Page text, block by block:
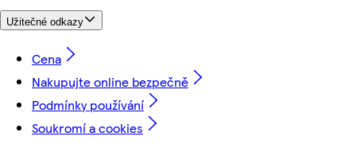
Užitečné odkazy
Cena
Nakupujte online bezpečně
Podmínky používání
Soukromí a cookies